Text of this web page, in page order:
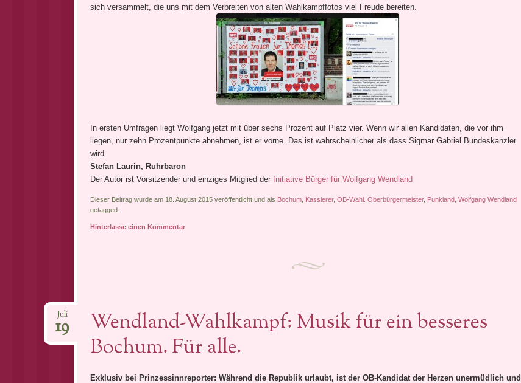
sich versammelt, die uns mit dem Verbreiten von alten Wahlkampffotos viel Freude bereiten.
In ersten Umfragen liegt Wolfgang jetzt mit über sechs Prozent auf Platz vier. Wenn wir allen Kandidaten, die vor ihm
liegen, nur zehn Prozentpunkte abnehmen, ist er vorne. Das ist wahrscheinlicher als dass Sigmar Gabriel Bundeskanzler
wird.
Stefan Laurin, Ruhrbaron
Der Autor ist Vorsitzender und einziges Mitglied der Initiative Bürger für Wolfgang Wendland
Dieser Beitrag wurde am 18. August 2015 veröffentlicht und als Bochum, Kassierer, OB-Wahl. Oberbürgermeister, Punkland, Wolfgang Wendland
getagged.
Hinterlasse einen Kommentar
Wendland-Wahlkampf: Musik für ein besseres
Bochum. Für alle.
Juli
19
Exklusiv bei Prinzessinnreporter: Während die Republik urlaubt, ist der OB-Kandidat der Herzen unermüdlich und